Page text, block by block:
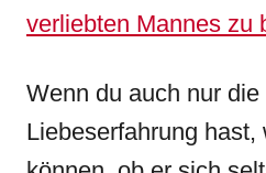
verliebten Mannes zu
Wenn du auch nur
Liebeserfahrung hast,